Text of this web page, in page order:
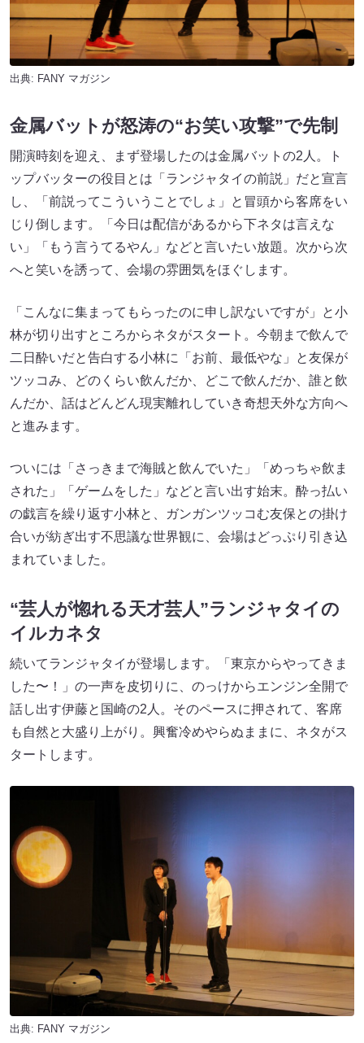
出典: FANY マガジン
金属バットが怒涛の“お笑い攻撃”で先制
開演時刻を迎え、まず登場したのは金属バットの2人。ト
ップバッターの役目とは「ランジャタイの前説」だと宣言
し、「前説ってこういうことでしょ」と冒頭から客席をい
じり倒します。「今日は配信があるから下ネタは言えな
い」「もう言うてるやん」などと言いたい放題。次から次
へと笑いを誘って、会場の雰囲気をほぐします。
「こんなに集まってもらったのに申し訳ないですが」と小
林が切り出すところからネタがスタート。今朝まで飲んで
二日酔いだと告白する小林に「お前、最低やな」と友保が
ツッコみ、どのくらい飲んだか、どこで飲んだか、誰と飲
んだか、話はどんどん現実離れしていき奇想天外な方向へ
と進みます。
ついには「さっきまで海賊と飲んでいた」「めっちゃ飲ま
された」「ゲームをした」などと言い出す始末。酔っ払い
の戯言を繰り返す小林と、ガンガンツッコむ友保との掛け
合いが紡ぎ出す不思議な世界観に、会場はどっぷり引き込
まれていました。
“芸人が惚れる天才芸人”ランジャタイの
イルカネタ
続いてランジャタイが登場します。「東京からやってきま
した〜！」の一声を皮切りに、のっけからエンジン全開で
話し出す伊藤と国崎の2人。そのペースに押されて、客席
も自然と大盛り上がり。興奮冷めやらぬままに、ネタがス
タートします。
出典: FANY マガジン